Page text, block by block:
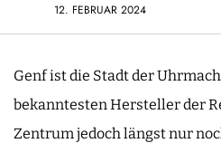
12. FEBRUAR 2024
Genf ist die Stadt der
bekanntesten Hersteller der
Zentrum jedoch längst nur